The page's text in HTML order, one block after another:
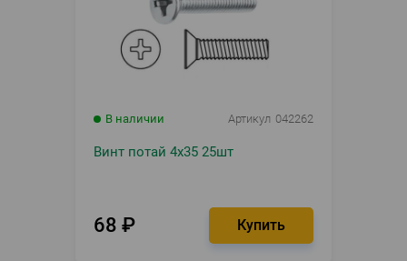
В наличии Артикул 042262
Винт потай 4х35 25шт
68 ₽